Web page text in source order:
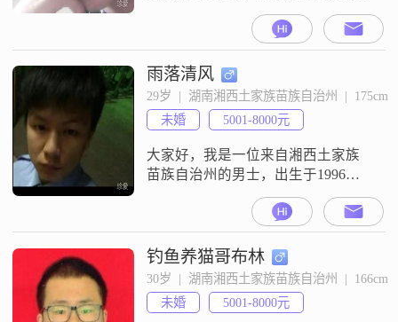
苗族自治州工作##3002##我的学历
是大专，月收入在3001到5000元之
间##3002##我性格稳重可靠，对待
事情细腻敏感，与人交往时直率坦
诚##3002##我认为自己成熟稳重，
总是以热情开朗的态度面对生活
##3002##我有很强的责任感和乐观
积
雨落清风
29岁  |  湖南湘西土家族苗族自治州  |  175cm
未婚
5001-8000元
大家好，我是一位来自湘西土家族
苗族自治州的男士，出生于1996
年，身高175cm##3002##目前我的月
收入在5001到8000元之间，工作稳
定，生活还算不错##3002##我平时
的爱好主要是外出旅行和登山徒
步，我觉得这样可以让自己更好地
放松心情，也能锻炼身体##3002##
我特别喜欢去一些自然风光优美的
钓鱼养猫哥布林
30岁  |  湖南湘西土家族苗族自治州  |  166cm
未婚
5001-8000元